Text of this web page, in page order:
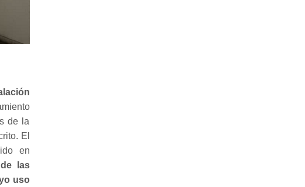
de la
El
en
las
uso